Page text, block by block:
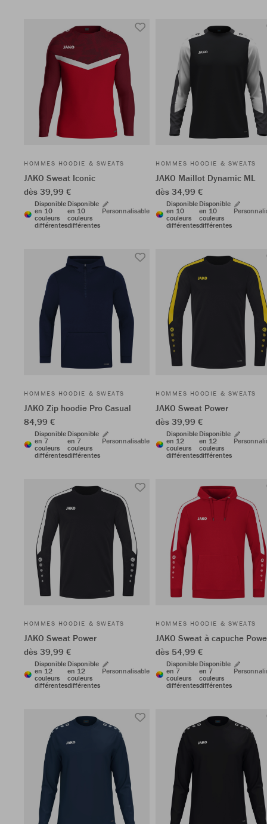
HOMMES HOODIE & SWEATS
JAKO Sweat Iconic
dès 39,99 €
Disponible
en 10
couleurs
différentes
Disponible
en 10
couleurs
différentes
Personnalisable
HOMMES HOODIE & SWEATS
JAKO Maillot Dynamic ML
dès 34,99 €
Disponible
en 10
couleurs
différentes
Disponible
en 10
couleurs
différentes
HOMMES HOODIE & SWEATS
JAKO Zip hoodie Pro Casual
84,99 €
Disponible
en 7
couleurs
différentes
Disponible
en 7
couleurs
différentes
Personnalisable
HOMMES HOODIE & SWEATS
JAKO Sweat Power
dès 39,99 €
Disponible
en 12
couleurs
différentes
Disponible
en 12
couleurs
différentes
HOMMES HOODIE & SWEATS
JAKO Sweat Power
dès 39,99 €
Disponible
en 12
couleurs
différentes
Disponible
en 12
couleurs
différentes
Personnalisable
HOMMES HOODIE & SWEATS
JAKO Sweat à capuche
dès 54,99 €
Disponible
en 7
couleurs
différentes
Disponible
en 7
couleurs
différentes